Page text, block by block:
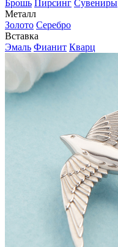
Брошь Пирсинг Сувениры
Металл
Золото Серебро
Вставка
Эмаль Фианит Кварц